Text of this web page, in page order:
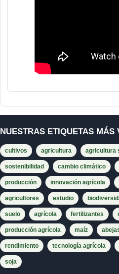
NUESTRAS ETIQUETAS MÁS
cultivos agricultura agricultura
sostenibilidad cambio climático
producción innovación agrícola
agricultores estudio
suelo agrícola fertilizantes
producción agrícola maíz
rendimiento tecnología agrícola
soja